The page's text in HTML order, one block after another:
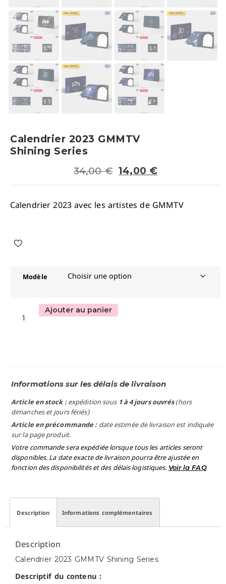
Calendrier 2023 GMMTV
Shining Series
34,00€ 14,00 €
Calendrier 2023 avec les artistes de GMMTV
Modèle
Ajouter au panier
Informations sur les délais de livraison
Article en stock :expédition sous 1 à 4 jours ouvrés(hors
dimanches et jours fériés)
Article en précommande : date estimée de livraison est indiquée
sur la page produit.
Votre commande sera expédiée lorsque tous les articles seront
disponibles. La date exacte de livraison pourra être ajustée en
fonction des disponibilités et des délais logistiques. Voir la FAQ
Description Informations complémentaires
Description
Calendrier 2023 GMMTV Shining Series
Descriptif du contenu :